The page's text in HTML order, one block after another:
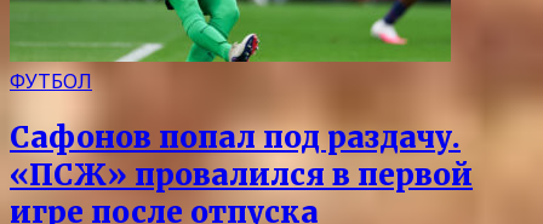
ФУТБОЛ
Сафонов попал под раздачу.
«ПСЖ» провалился в первой
игре после отпуска